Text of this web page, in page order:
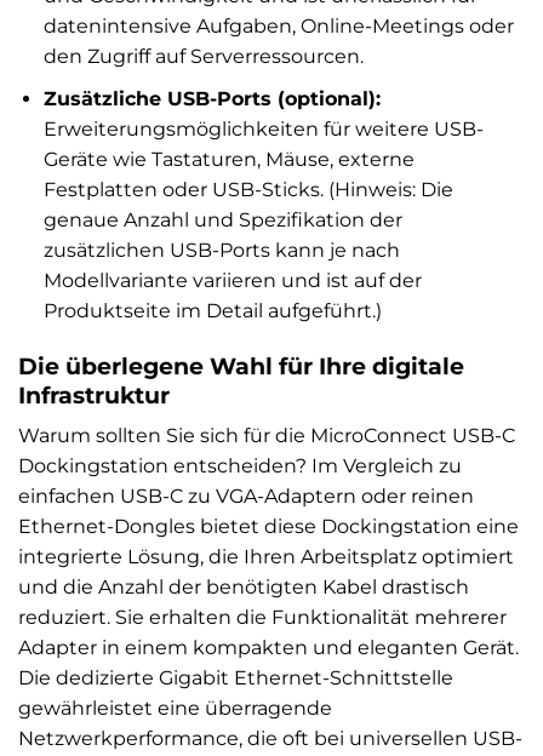
datenintensive Aufgaben, Online-Meetings oder
den Zugriff auf Serverressourcen.
Zusätzliche USB-Ports (optional):
Erweiterungsmöglichkeiten für weitere USB-
Geräte wie Tastaturen, Mäuse, externe
Festplatten oder USB-Sticks. (Hinweis: Die
genaue Anzahl und Spezifikation der
zusätzlichen USB-Ports kann je nach
Modellvariante variieren und ist auf der
Produktseite im Detail aufgeführt.)
Die überlegene Wahl für Ihre digitale
Infrastruktur
Warum sollten Sie sich für die MicroConnect USB-C
Dockingstation entscheiden? Im Vergleich zu
einfachen USB-C zu VGA-Adaptern oder reinen
Ethernet-Dongles bietet diese Dockingstation eine
integrierte Lösung, die Ihren Arbeitsplatz optimiert
und die Anzahl der benötigten Kabel drastisch
reduziert. Sie erhalten die Funktionalität mehrerer
Adapter in einem kompakten und eleganten Gerät.
Die dedizierte Gigabit Ethernet-Schnittstelle
gewährleistet eine überragende
Netzwerkperformance, die oft bei universellen USB-